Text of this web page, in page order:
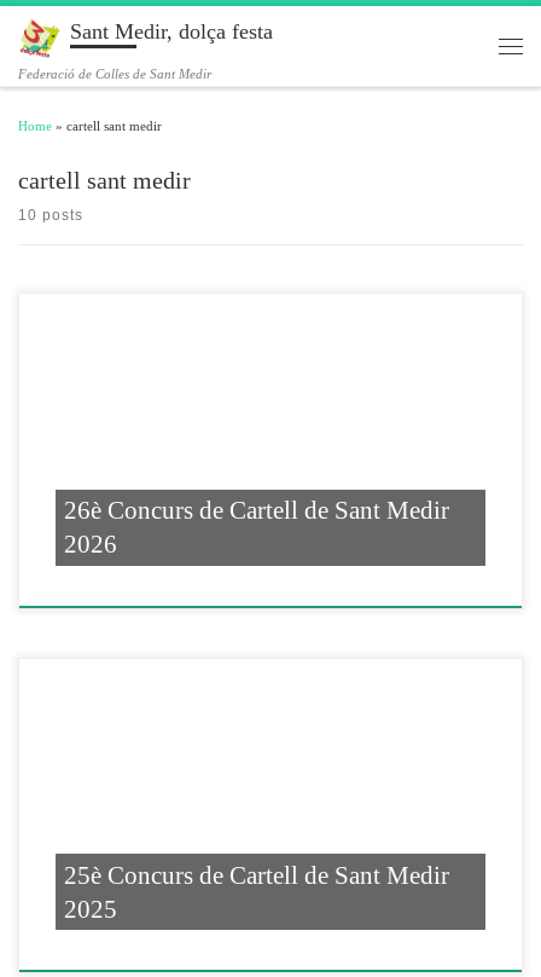
Skip to content
Sant Medir, dolça festa
Federació de Colles de Sant Medir
Home » cartell sant medir
cartell sant medir
10 posts
26è Concurs de Cartell de Sant Medir
2026
25è Concurs de Cartell de Sant Medir
2025